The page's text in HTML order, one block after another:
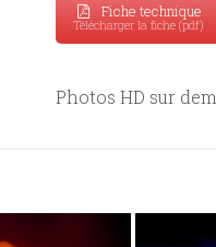
Fiche technique
Télécharger la fiche (pdf)
Photos HD sur